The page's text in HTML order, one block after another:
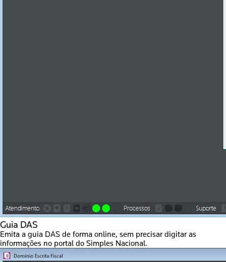
Guia DAS
Emita a guia DAS de forma online, sem precisar digitar as
informações no portal do Simples Nacional.